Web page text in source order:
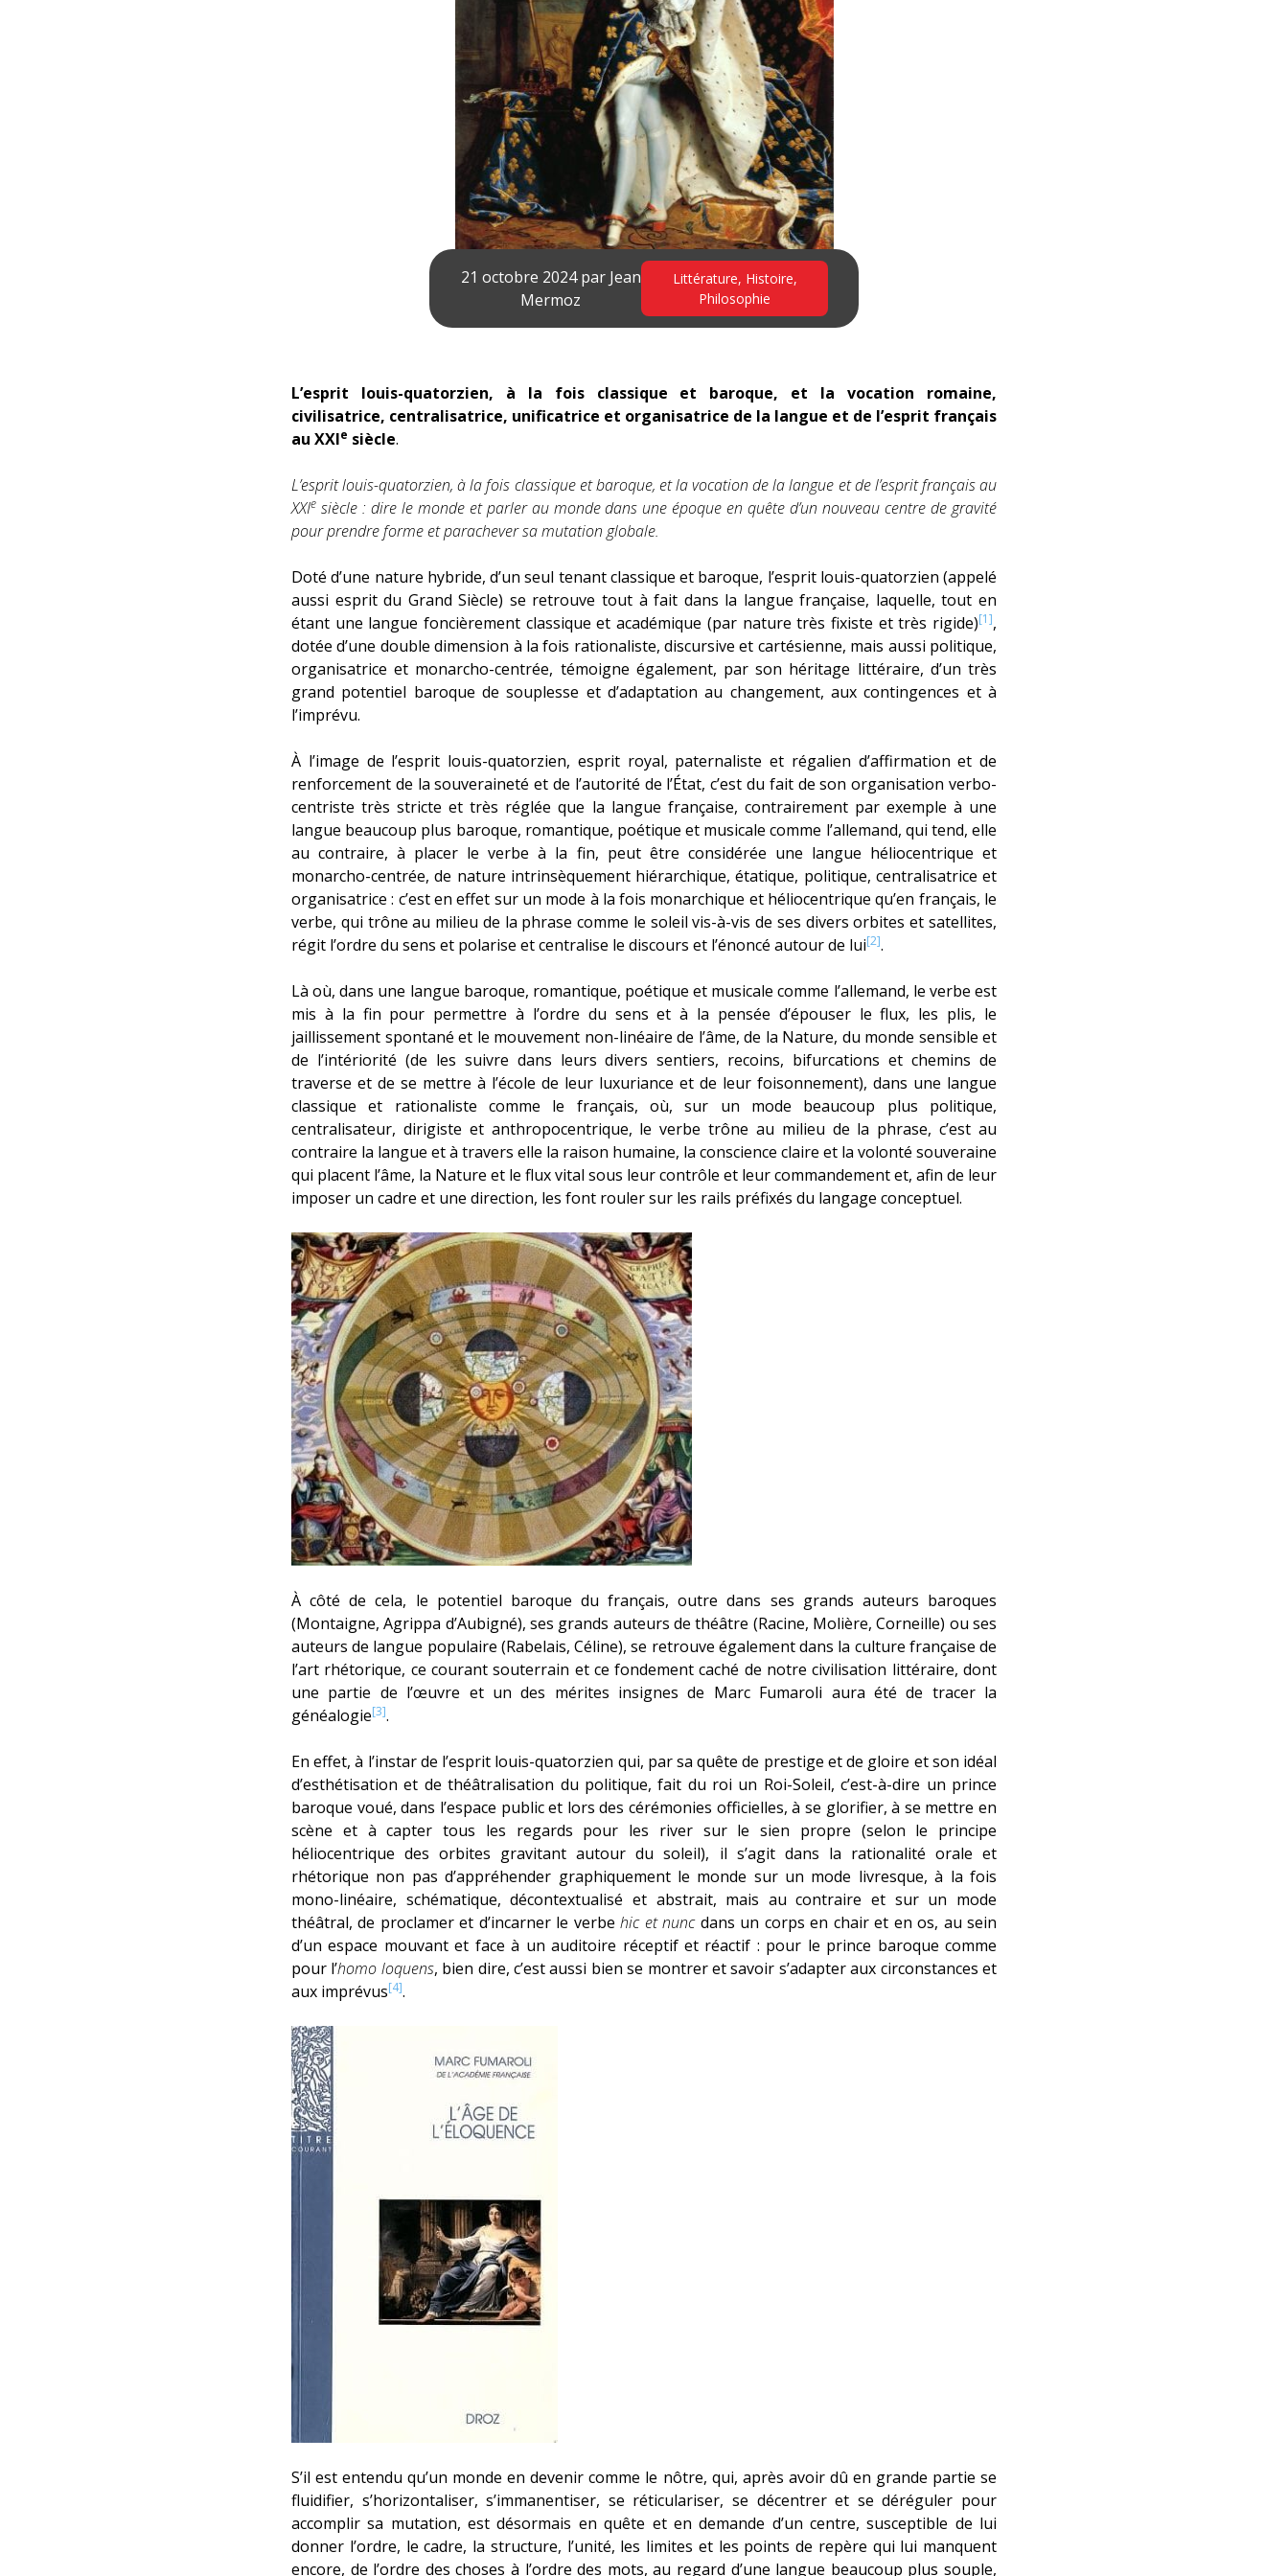
21 octobre 2024 par Jean
Mermoz
Littérature, Histoire,
Philosophie
L’esprit louis-quatorzien, à la fois classique et baroque, et la vocation romaine,
civilisatrice, centralisatrice, unificatrice et organisatrice de la langue et de l’esprit français
au XXIe siècle.
L’esprit louis-quatorzien, à la fois classique et baroque, et la vocation de la langue et de l’esprit français au
XXIe siècle : dire le monde et parler au monde dans une époque en quête d’un nouveau centre de gravité
pour prendre forme et parachever sa mutation globale.
Doté d’une nature hybride, d’un seul tenant classique et baroque, l’esprit louis-quatorzien (appelé
aussi esprit du Grand Siècle) se retrouve tout à fait dans la langue française, laquelle, tout en
étant une langue foncièrement classique et académique (par nature très fixiste et très rigide)[1],
dotée d’une double dimension à la fois rationaliste, discursive et cartésienne, mais aussi politique,
organisatrice et monarcho-centrée, témoigne également, par son héritage littéraire, d’un très
grand potentiel baroque de souplesse et d’adaptation au changement, aux contingences et à
l’imprévu.
À l’image de l’esprit louis-quatorzien, esprit royal, paternaliste et régalien d’affirmation et de
renforcement de la souveraineté et de l’autorité de l’État, c’est du fait de son organisation verbo-
centriste très stricte et très réglée que la langue française, contrairement par exemple à une
langue beaucoup plus baroque, romantique, poétique et musicale comme l’allemand, qui tend, elle
au contraire, à placer le verbe à la fin, peut être considérée une langue héliocentrique et
monarcho-centrée, de nature intrinsèquement hiérarchique, étatique, politique, centralisatrice et
organisatrice : c’est en effet sur un mode à la fois monarchique et héliocentrique qu’en français, le
verbe, qui trône au milieu de la phrase comme le soleil vis-à-vis de ses divers orbites et satellites,
régit l’ordre du sens et polarise et centralise le discours et l’énoncé autour de lui[2].
Là où, dans une langue baroque, romantique, poétique et musicale comme l’allemand, le verbe est
mis à la fin pour permettre à l’ordre du sens et à la pensée d’épouser le flux, les plis, le
jaillissement spontané et le mouvement non-linéaire de l’âme, de la Nature, du monde sensible et
de l’intériorité (de les suivre dans leurs divers sentiers, recoins, bifurcations et chemins de
traverse et de se mettre à l’école de leur luxuriance et de leur foisonnement), dans une langue
classique et rationaliste comme le français, où, sur un mode beaucoup plus politique,
centralisateur, dirigiste et anthropocentrique, le verbe trône au milieu de la phrase, c’est au
contraire la langue et à travers elle la raison humaine, la conscience claire et la volonté souveraine
qui placent l’âme, la Nature et le flux vital sous leur contrôle et leur commandement et, afin de leur
imposer un cadre et une direction, les font rouler sur les rails préfixés du langage conceptuel.
À côté de cela, le potentiel baroque du français, outre dans ses grands auteurs baroques
(Montaigne, Agrippa d’Aubigné), ses grands auteurs de théâtre (Racine, Molière, Corneille) ou ses
auteurs de langue populaire (Rabelais, Céline), se retrouve également dans la culture française de
l’art rhétorique, ce courant souterrain et ce fondement caché de notre civilisation littéraire, dont
une partie de l’œuvre et un des mérites insignes de Marc Fumaroli aura été de tracer la
généalogie[3].
En effet, à l’instar de l’esprit louis-quatorzien qui, par sa quête de prestige et de gloire et son idéal
d’esthétisation et de théâtralisation du politique, fait du roi un Roi-Soleil, c’est-à-dire un prince
baroque voué, dans l’espace public et lors des cérémonies officielles, à se glorifier, à se mettre en
scène et à capter tous les regards pour les river sur le sien propre (selon le principe
héliocentrique des orbites gravitant autour du soleil), il s’agit dans la rationalité orale et
rhétorique non pas d’appréhender graphiquement le monde sur un mode livresque, à la fois
mono-linéaire, schématique, décontextualisé et abstrait, mais au contraire et sur un mode
théâtral, de proclamer et d’incarner le verbehic et nuncdans un corps en chair et en os, au sein
d’un espace mouvant et face à un auditoire réceptif et réactif : pour le prince baroque comme
pour l’homo loquens, bien dire, c’est aussi bien se montrer et savoir s’adapter aux circonstances et
aux imprévus[4].
S’il est entendu qu’un monde en devenir comme le nôtre, qui, après avoir dû en grande partie se
fluidifier, s’horizontaliser, s’immanentiser, se réticulariser, se décentrer et se déréguler pour
accomplir sa mutation, est désormais en quête et en demande d’un centre, susceptible de lui
donner l’ordre, le cadre, la structure, l’unité, les limites et les points de repère qui lui manquent
encore, de l’ordre des choses à l’ordre des mots, au regard d’une langue beaucoup plus souple,